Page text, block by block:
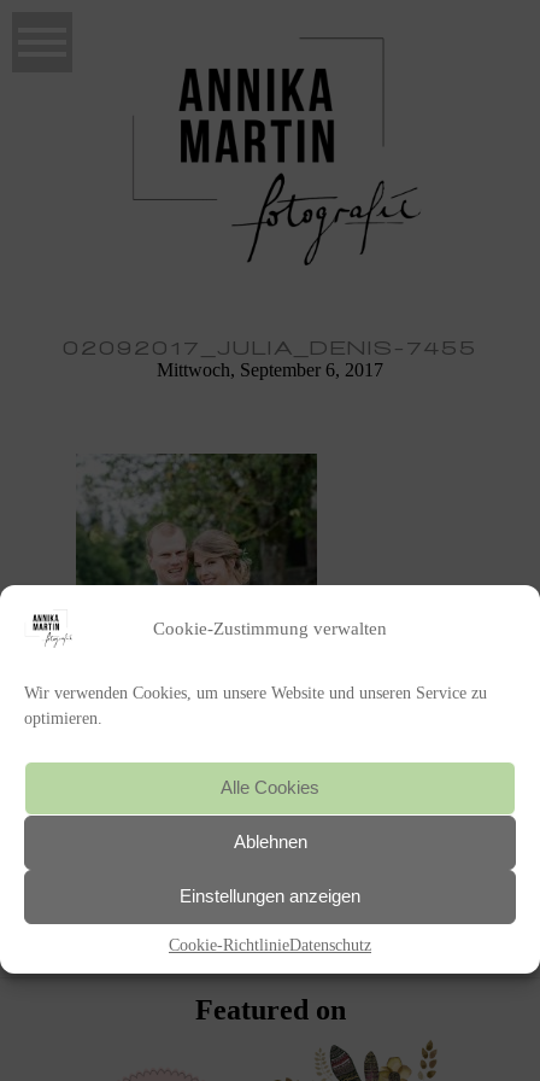
Cookie-Zustimmung verwalten
Wir verwenden Cookies, um unsere Website und unseren Service zu
optimieren.
Alle Cookies
Ablehnen
Einstellungen anzeigen
Cookie-RichtlinieDatenschutz
02092017_JULIA_DENIS-7455
Mittwoch, September 6, 2017
Featured on